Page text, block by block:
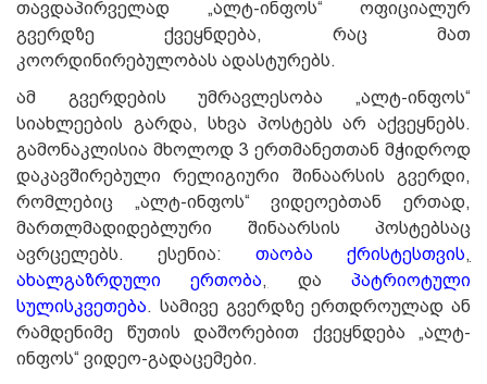
თავდაპირველად „ალტ-ინფოს“ ოფიციალურ
გვერდზე ქვეყნდება, რაც მათ
კოორდინირებულობას ადასტურებს.
ამ გვერდების უმრავლესობა „ალტ-ინფოს“
სიახლეების გარდა, სხვა პოსტებს არ აქვეყნებს.
გამონაკლისია მხოლოდ 3 ერთმანეთთან მჭიდროდ
დაკავშირებული რელიგიური შინაარსის გვერდი,
რომლებიც „ალტ-ინფოს“ ვიდეოებთან ერთად,
მართლმადიდებლური შინაარსის პოსტებსაც
ავრცელებს. ესენია: თაობა ქრისტესთვის,
ახალგაზრდულიერთობა, დაპატრიოტული
სულისკვეთება. სამივე გვერდზე ერთდროულად ან
რამდენიმე წუთის დაშორებით ქვეყნდება „ალტ-
ინფოს“ ვიდეო-გადაცემები.